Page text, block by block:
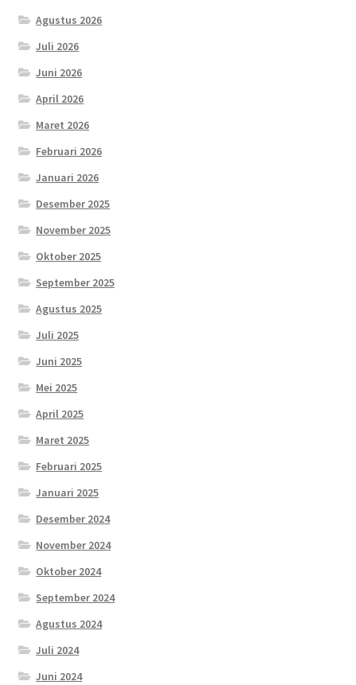
Agustus 2026
Juli 2026
Juni 2026
April 2026
Maret 2026
Februari 2026
Januari 2026
Desember 2025
November 2025
Oktober 2025
September 2025
Agustus 2025
Juli 2025
Juni 2025
Mei 2025
April 2025
Maret 2025
Februari 2025
Januari 2025
Desember 2024
November 2024
Oktober 2024
September 2024
Agustus 2024
Juli 2024
Juni 2024